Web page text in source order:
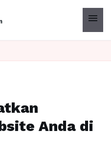
menu
Anda di